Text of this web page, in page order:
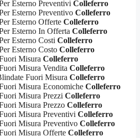
Esterno Preventivi Colleferro
Esterno Preventivo Colleferro
Esterno Offerte Colleferro
Esterno In Offerta Colleferro
Esterno Costi Colleferro
Esterno Costo Colleferro
Misura Colleferro
Misura Vendita Colleferro
Fuori Misura Colleferro
Misura Economiche Colleferro
Misura Prezzi Colleferro
Misura Prezzo Colleferro
Misura Preventivi Colleferro
Misura Preventivo Colleferro
Misura Offerte Colleferro